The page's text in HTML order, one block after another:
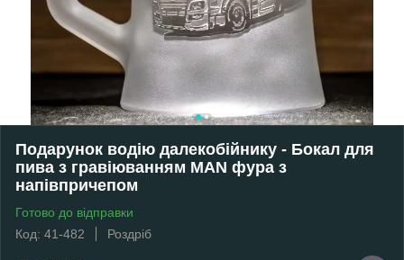
Подарунок водію далекобійнику - Бокал для
пива з гравіюванням MAN фура з
напівпричепом
Готово до відправки
Код: 41-482
Роздріб